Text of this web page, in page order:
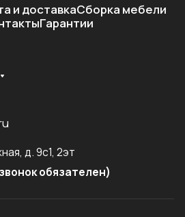
и доставкаСборка мебели
Гарантии
д. 9с1, 2эт
обязателен)